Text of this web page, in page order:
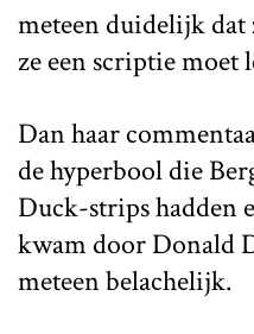
meteen duidelijk dat
ze een scriptie moet
Dan haar
de hyperbool die
Duck-strips hadden
kwam door Donald
meteen belachelijk.